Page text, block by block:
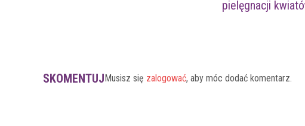
pielęgnacji
SKOMENTUJMusisz się zalogować, aby móc dodać komentarz.